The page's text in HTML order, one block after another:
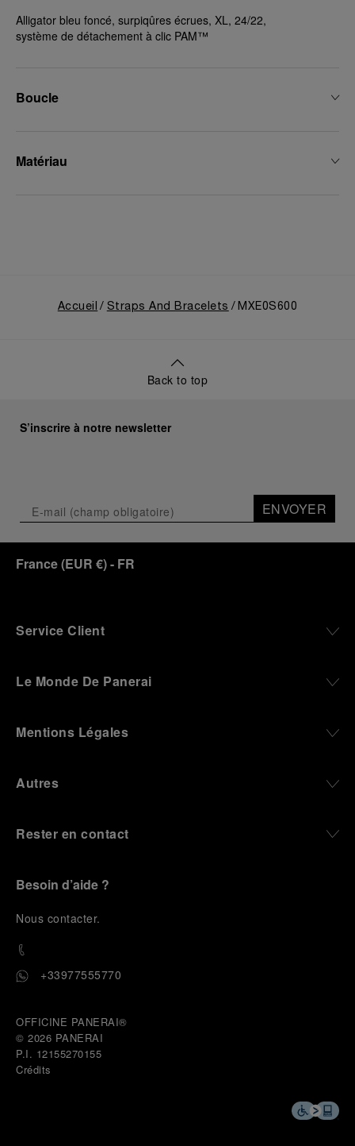
Alligator bleu foncé, surpiqûres écrues, XL, 24/22,
système de détachement à clic PAM™
Boucle
Matériau
Accueil Straps And Bracelets MXE0S600
Back to top
S’inscrire à notre newsletter
ENVOYER
France(EUR €)- FR
Service Client
Le Monde De Panerai
Mentions Légales
Autres
Rester en contact
Besoin d’aide ?
Nous contacter.
+33977555770
OFFICINE PANERAI®
© 2026 PANERAI
P.I. 12155270155
Crédits